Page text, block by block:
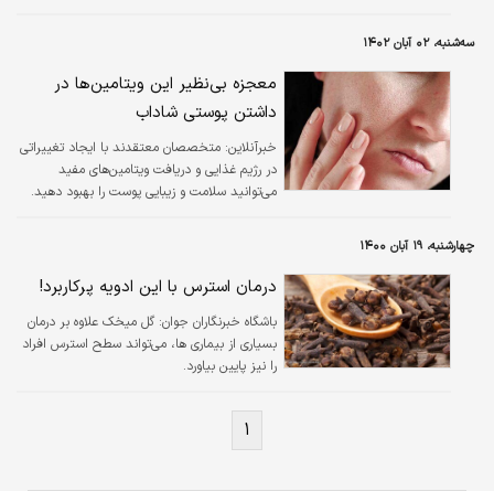
سه‌شنبه، ۰۲ آبان ۱۴۰۲
معجزه بی‌نظیر این ویتامین‌ها در
داشتن پوستی شاداب
خبرآنلاین: متخصصان معتقدند با ایجاد تغییراتی
در رژیم غذایی و دریافت ویتامین‌های مفید
می‌توانید سلامت و زیبایی پوست را بهبود دهید.
چهارشنبه، ۱۹ آبان ۱۴۰۰
درمان استرس با این ادویه پرکاربرد!
باشگاه خبرنگاران جوان: گل میخک علاوه بر درمان
بسیاری از بیماری‌ ها، می‌تواند سطح استرس افراد
را نیز پایین بیاورد.
۱